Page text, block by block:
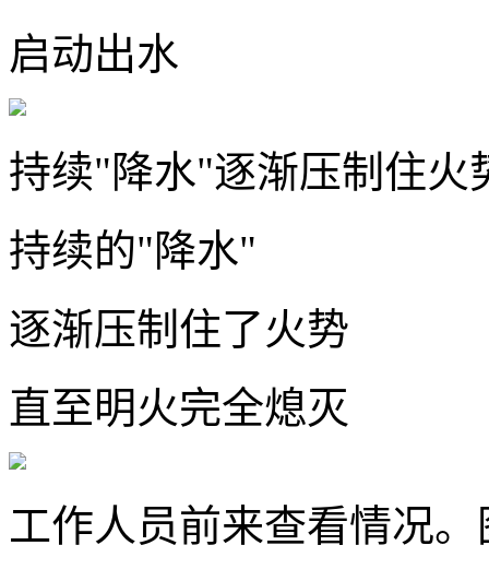
启动出水
持续"降水"逐渐压制住火
持续的"降水"
逐渐压制住了火势
直至明火完全熄灭
工作人员前来查看情况